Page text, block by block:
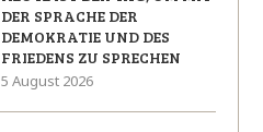
DER SPRACHE DER
DEMOKRATIE UND DES
FRIEDENS ZU SPRECHEN
5 August 2026